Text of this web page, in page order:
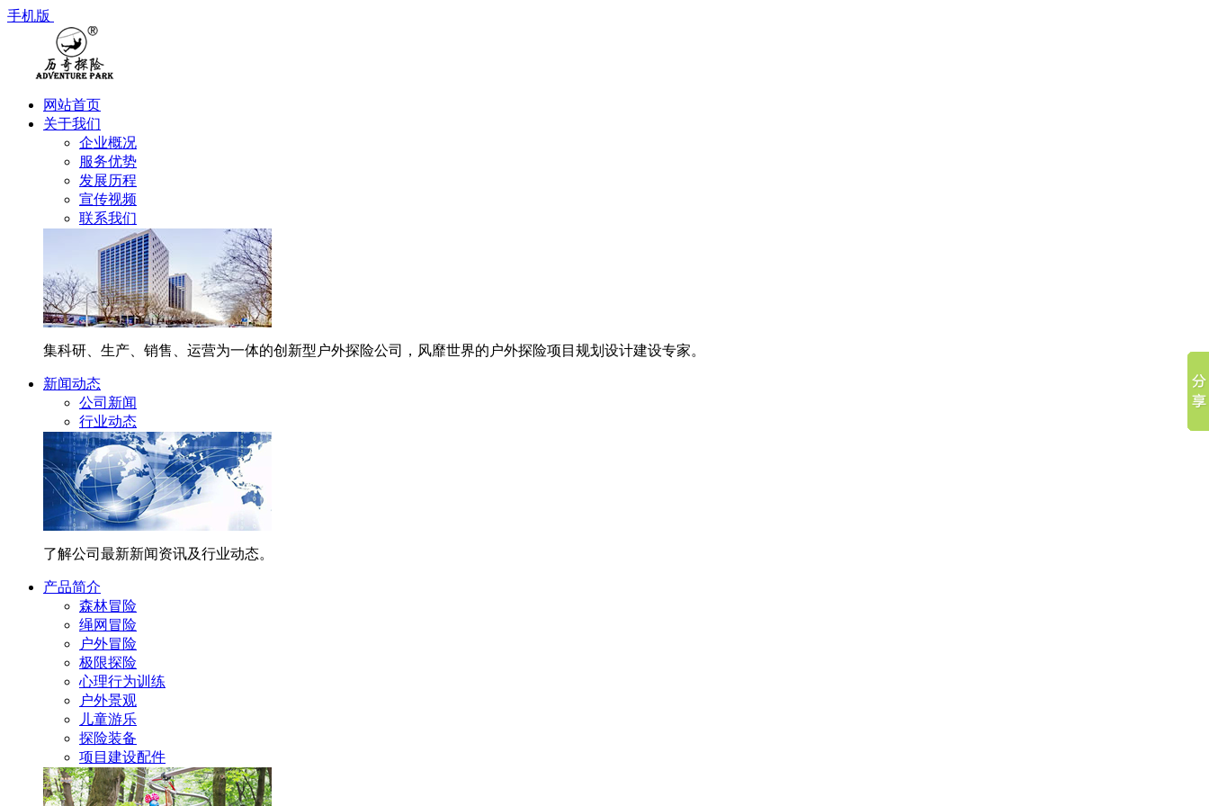
手机版
网站首页
关于我们
企业概况
服务优势
发展历程
宣传视频
联系我们
集科研、生产、销售、运营为一体的创新型户外探险公司，风靡世界的户外探险项目规划设计建设专家。
新闻动态
公司新闻
行业动态
了解公司最新新闻资讯及行业动态。
产品简介
森林冒险
绳网冒险
户外冒险
极限探险
心理行为训练
户外景观
儿童游乐
探险装备
项目建设配件